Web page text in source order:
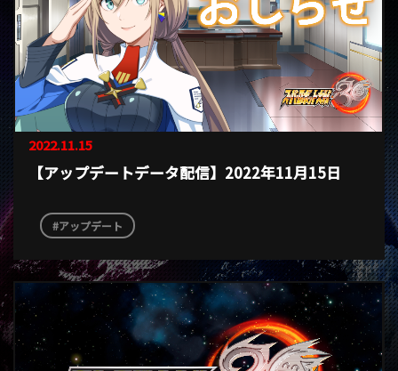
2022.11.15
【アップデートデータ配信】2022年11月15日
アップデート